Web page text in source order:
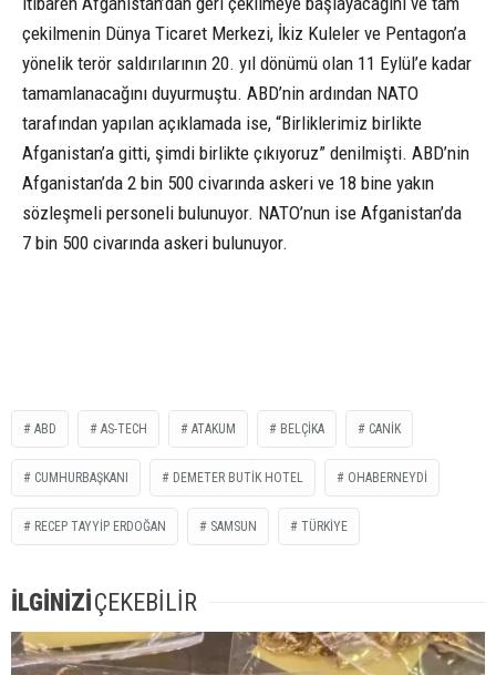
çekilmenin Dünya Ticaret Merkezi, İkiz Kuleler ve Pentagon’a
yönelik terör saldırılarının 20. yıl dönümü olan 11 Eylül’e kadar
tamamlanacağını duyurmuştu. ABD’nin ardından NATO
tarafından yapılan açıklamada ise, “Birliklerimiz birlikte
Afganistan’a gitti, şimdi birlikte çıkıyoruz” denilmişti. ABD’nin
Afganistan’da 2 bin 500 civarında askeri ve 18 bine yakın
sözleşmeli personeli bulunuyor. NATO’nun ise Afganistan’da
7 bin 500 civarında askeri bulunuyor.
ABD AS-TECH ATAKUM BELÇIKA CANIK
CUMHURBAŞKANI DEMETER BUTIK HOTEL OHABERNEYDI
RECEP TAYYIP ERDOĞAN SAMSUN TÜRKIYE
İLGİNİZİÇEKEBİLİR